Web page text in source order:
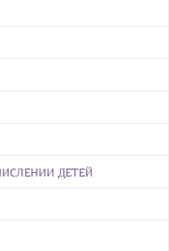
ДЕТЕЙ